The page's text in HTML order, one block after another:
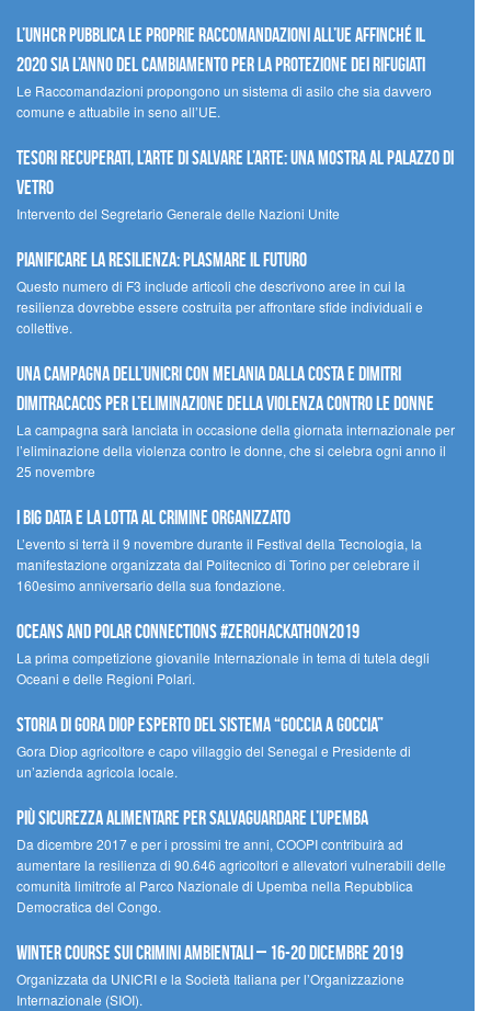
L’UNHCR pubblica le proprie raccomandazioni all’UE affinché il
2020 sia l’anno del cambiamento per la protezione dei rifugiati
Le Raccomandazioni propongono un sistema di asilo che sia davvero
comune e attuabile in seno all’UE.
Tesori recuperati, l’arte di salvare l’arte: una mostra al Palazzo di
Vetro
Intervento del Segretario Generale delle Nazioni Unite
Pianificare la resilienza: plasmare il futuro
Questo numero di F3 include articoli che descrivono aree in cui la
resilienza dovrebbe essere costruita per affrontare sfide individuali e
collettive.
Una campagna dell’UNICRI con Melania Dalla Costa e Dimitri
Dimitracacos per l’eliminazione della violenza contro le donne
La campagna sarà lanciata in occasione della giornata internazionale per
l’eliminazione della violenza contro le donne, che si celebra ogni anno il
25 novembre
I Big Data e la lotta al crimine organizzato
L’evento si terrà il 9 novembre durante il Festival della Tecnologia, la
manifestazione organizzata dal Politecnico di Torino per celebrare il
160esimo anniversario della sua fondazione.
Oceans and Polar Connections #ZEROHackathon2019
La prima competizione giovanile Internazionale in tema di tutela degli
Oceani e delle Regioni Polari.
STORIA DI GORA DIOP ESPERTO DEL SISTEMA “GOCCIA A GOCCIA”
Gora Diop agricoltore e capo villaggio del Senegal e Presidente di
un’azienda agricola locale.
Più sicurezza alimentare per salvaguardare l’Upemba
Da dicembre 2017 e per i prossimi tre anni, COOPI contribuirà ad
aumentare la resilienza di 90.646 agricoltori e allevatori vulnerabili delle
comunità limitrofe al Parco Nazionale di Upemba nella Repubblica
Democratica del Congo.
Winter Course sui Crimini Ambientali – 16-20 Dicembre 2019
Organizzata da UNICRI e la Società Italiana per l’Organizzazione
Internazionale (SIOI).